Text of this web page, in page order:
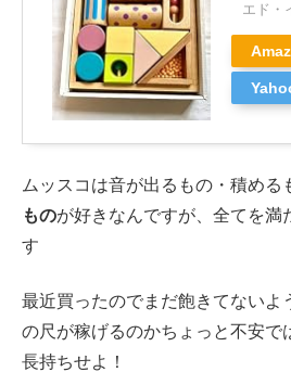
エド・
ムッスコは音が出るもの・積める
ものが好きなんですが、全てを満
す
最近買ったのでまだ飽きてないよ
の尺が稼げるのかちょっと不安で
長持ちせよ！